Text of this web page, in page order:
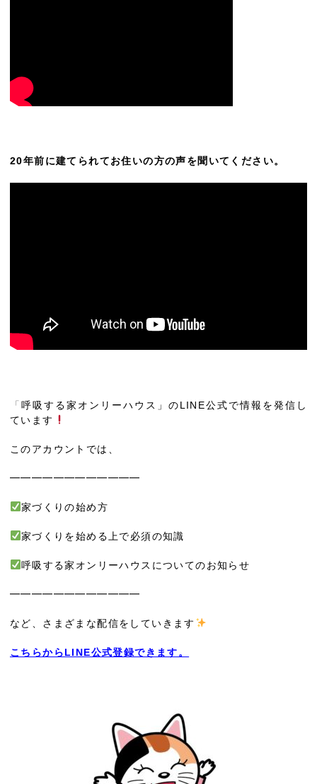
20年前に建てられてお住いの方の声を聞いてください。
「 呼吸する家オンリーハウス」のLINE公式で情報を発信し
ています
このアカウントでは、
━━━━━━━━━━━━
家づくりの始め方
家づくりを始める上で必須の知識
呼吸する家オンリーハウスについてのお知らせ
━━━━━━━━━━━━
など、さまざまな配信をしていきます
こちらからLINE公式登録できます。